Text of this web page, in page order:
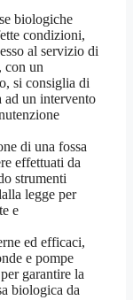
biologiche
condizioni,
al servizio di
, con un
si consiglia di
ad un intervento
di una fossa
effettuati da
strumenti
legge per
e
ed efficaci,
e pompe
garantire la
biologica da